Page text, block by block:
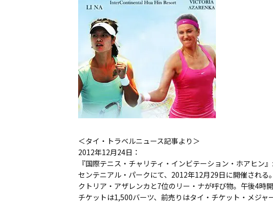
＜タイ・トラベルニュース記事より＞
2012年12月24日：
『国際テニス・チャリティ・インビテーション・ホアヒン
センテニアル・パークにて、2012年12月29日に開催され
クトリア・アザレンカと7位のリー・ナが呼び物。午後4時
チケットは1,500バーツ、前売りはタイ・チケット・メジャ